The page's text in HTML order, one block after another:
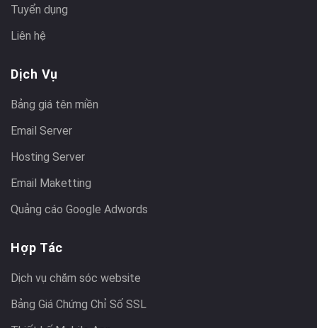
Tuyển dụng
Liên hệ
Dịch Vụ
Bảng giá tên miền
Email Server
Hosting Server
Email Maketting
Quảng cáo Google Adwords
Hợp Tác
Dịch vụ chăm sóc website
Bảng Giá Chứng Chỉ Số SSL